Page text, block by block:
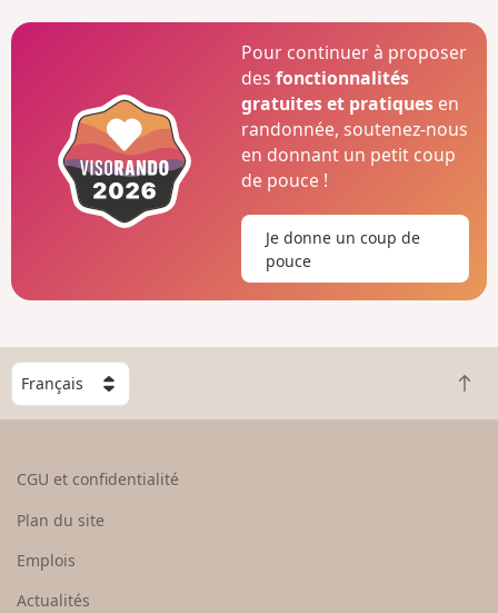
Pour continuer à proposer
desfonctionnalités
gratuites et pratiques en
randonnée, soutenez-nous
en donnant un petit coup
de pouce !
Je donne un coup de
pouce
C
o
e
u
R
e
CGU et confidentialité
Plan du site
Emplois
Actualités